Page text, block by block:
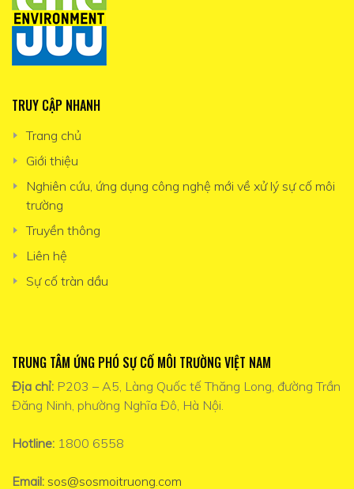
TRUY CẬP NHANH
Trang chủ
Giới thiệu
Nghiên cứu, ứng dụng công nghệ mới về xử lý sự cố môi
trường
Truyền thông
Liên hệ
Sự cố tràn dầu
TRUNG TÂM ỨNG PHÓ SỰ CỐ MÔI TRƯỜNG VIỆT NAM
Địa chỉ: P203 – A5, Làng Quốc tế Thăng Long, đường Trần
Đăng Ninh, phường Nghĩa Đô, Hà Nội.
Hotline: 1800 6558
Email: sos@sosmoitruong.com